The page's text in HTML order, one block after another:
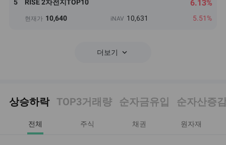
5 RISE 2차전지TOP10 6.13%
현재가 10,640 iNAV 10,631 5.51%
더보기 keyboard_arrow_down
상승하락 TOP3거래량 순자금유입 순자산증
전체 주식 채권 원자재